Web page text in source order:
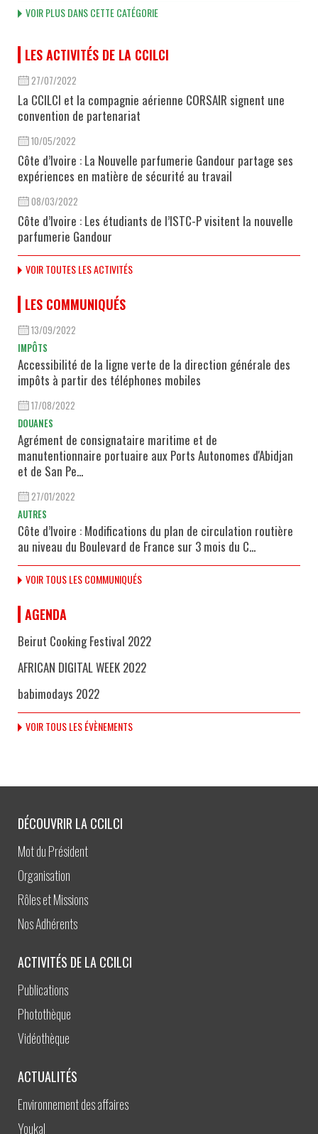
VOIR PLUS DANS CETTE CATÉGORIE
LES ACTIVITÉS DE LA CCILCI
27/07/2022
La CCILCI et la compagnie aérienne CORSAIR signent une
convention de partenariat
10/05/2022
Côte d’Ivoire : La Nouvelle parfumerie Gandour partage ses
expériences en matière de sécurité au travail
08/03/2022
Côte d’Ivoire : Les étudiants de l’ISTC-P visitent la nouvelle
parfumerie Gandour
VOIR TOUTES LES ACTIVITÉS
LES COMMUNIQUÉS
13/09/2022
IMPÔTS
Accessibilité de la ligne verte de la direction générale des
impôts à partir des téléphones mobiles
17/08/2022
DOUANES
Agrément de consignataire maritime et de
manutentionnaire portuaire aux Ports Autonomes d'Abidjan
et de San Pe...
27/01/2022
AUTRES
Côte d’Ivoire : Modifications du plan de circulation routière
au niveau du Boulevard de France sur 3 mois du C...
VOIR TOUS LES COMMUNIQUÉS
AGENDA
Beirut Cooking Festival 2022
AFRICAN DIGITAL WEEK 2022
babimodays 2022
VOIR TOUS LES ÉVÈNEMENTS
DÉCOUVRIR LA CCILCI
Mot du Président
Organisation
Rôles et Missions
Nos Adhérents
ACTIVITÉS DE LA CCILCI
Publications
Photothèque
Vidéothèque
ACTUALITÉS
Environnement des affaires
Youkal